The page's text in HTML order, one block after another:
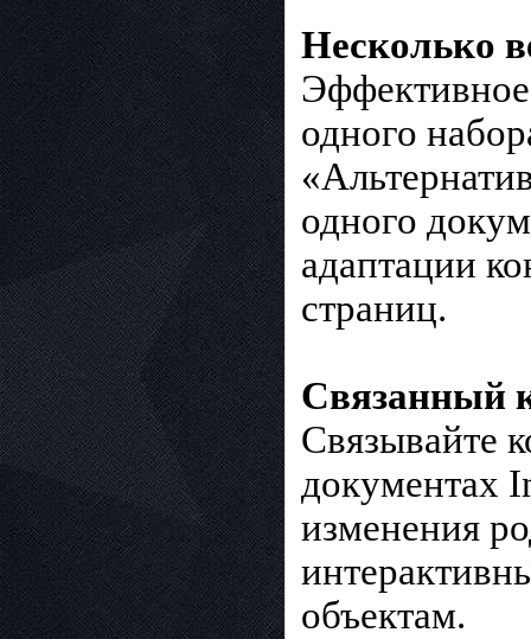
Несколько
одного
одного
адаптации
страниц.
Связанный
Связывайте
документах
изменения
объектам.